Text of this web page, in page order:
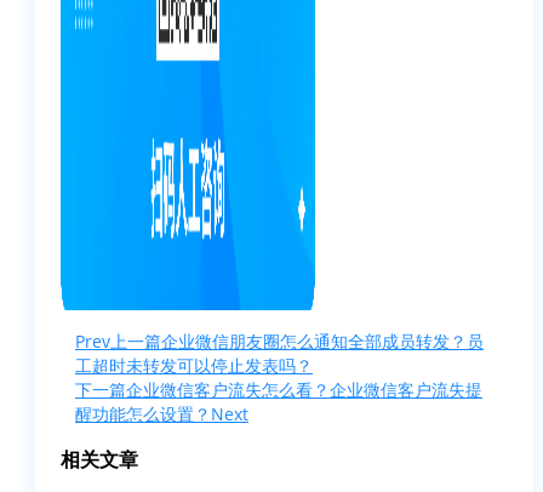
Prev上一篇企业微信朋友圈怎么通知全部成员转发？员
工超时未转发可以停止发表吗？
下一篇企业微信客户流失怎么看？企业微信客户流失提
醒功能怎么设置？ Next
相关文章